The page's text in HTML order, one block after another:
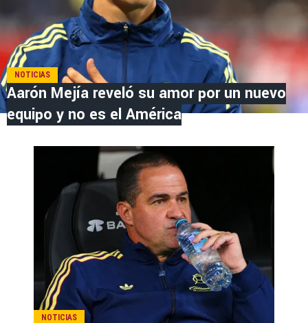
NOTICIAS
Aarón Mejía reveló su amor por un nuevo
equipo y no es el América
NOTICIAS